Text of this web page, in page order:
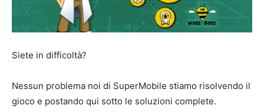
Siete in difficoltà?
Nessun problema noi di SuperMobile stiamo risolvendo il
gioco e postando qui sotto le soluzioni complete.